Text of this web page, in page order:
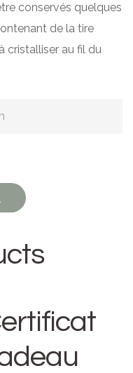
conservés quelques
de la tire
cristalliser au fil du